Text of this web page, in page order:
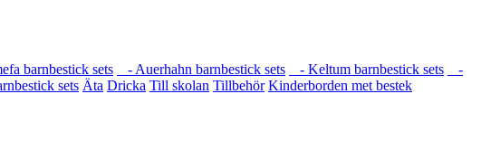
barnbestick sets - Auerhahn barnbestick sets - Keltum barnbestick sets
-
sets Äta Dricka Till skolan Tillbehör Kinderborden met bestek